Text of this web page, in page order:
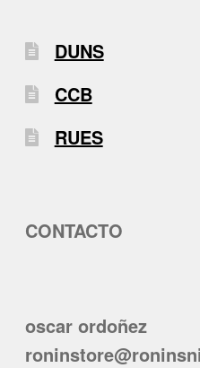
DUNS
CCB
RUES
CONTACTO
oscar ordoñez